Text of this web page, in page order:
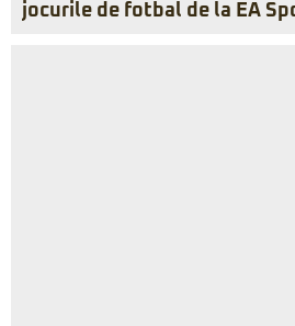
jocurile de fotbal de la EA